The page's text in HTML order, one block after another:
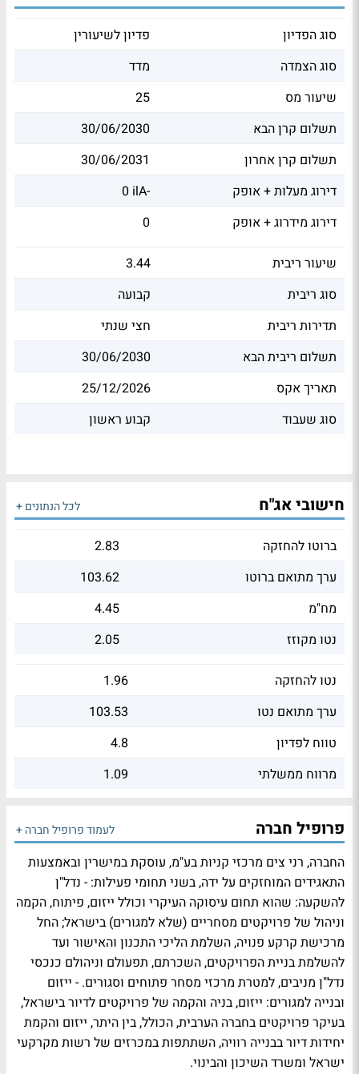
סוג הפדיון
פדיון לשיעורין
סוג הצמדה
מדד
שיעור מס
25
תשלום קרן הבא
30/06/2030
תשלום קרן אחרון
30/06/2031
דירוג מעלות + אופק
0 ilA-
דירוג מידרוג + אופק
0
שיעור ריבית
3.44
סוג ריבית
קבועה
תדירות ריבית
חצי שנתי
תשלום ריבית הבא
30/06/2030
תאריך אקס
25/12/2026
סוג שעבוד
קבוע ראשון
חישובי אג"ח לכל הנתונים +
ברוטו להחזקה
2.83
ערך מתואם ברוטו
103.62
מח"מ
4.45
נטו מקוזז
2.05
נטו להחזקה
1.96
ערך מתואם נטו
103.53
טווח לפדיון
4.8
מרווח ממשלתי
1.09
פרופיל חברה לעמוד פרופיל חברה +
החברה, רני צים מרכזי קניות בע"מ, עוסקת במישרין ובאמצעות
התאגידים המוחזקים על ידה, בשני תחומי פעילות: - נדל"ן
להשקעה: שהוא תחום עיסוקה העיקרי וכולל ייזום, פיתוח, הקמה
וניהול של פרויקטים מסחריים (שלא למגורים) בישראל; החל
מרכישת קרקע פנויה, השלמת הליכי התכנון והאישור ועד
להשלמת בניית הפרויקטים, השכרתם, תפעולם וניהולם כנכסי
נדל"ן מניבים, למטרת מרכזי מסחר פתוחים וסגורים. - ייזום
ובנייה למגורים: ייזום, בניה והקמה של פרויקטים לדיור בישראל,
בעיקר פרויקטים בחברה הערבית, הכולל, בין היתר, ייזום והקמת
יחידות דיור בבנייה רוויה, השתתפות במכרזים של רשות מקרקעי
ישראל ומשרד השיכון והבינוי.